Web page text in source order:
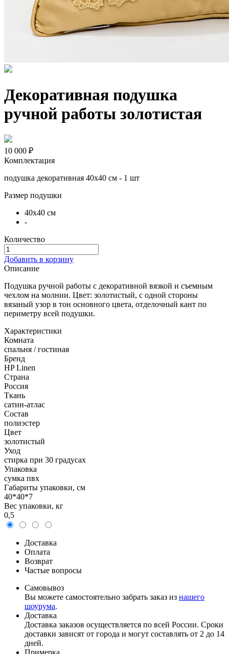
Декоративная подушка
ручной работы золотистая
10 000 ₽
Комплектация
подушка декоративная 40х40 см - 1 шт
Размер подушки
40х40 см
-
Количество
Добавить в корзину
Описание
Подушка ручной работы с декоративной вязкой и съемным
чехлом на молнии. Цвет: золотистый, с одной стороны
вязаный узор в тон основного цвета, отделочный кант по
периметру всей подушки.
Характеристики
Комната
спальня / гостиная
Бренд
HP Linen
Страна
Россия
Ткань
сатин-атлас
Состав
полиэстер
Цвет
золотистый
Уход
стирка при 30 градусах
Упаковка
сумка пвх
Габариты упаковки, см
40*40*7
Вес упаковки, кг
0,5
Доставка
Оплата
Возврат
Частые вопросы
Самовывоз
Вы можете самостоятельно забрать заказ из нашего
шоурума.
Доставка
Доставка заказов осуществляется по всей России. Сроки
доставки зависят от города и могут составлять от 2 до 14
дней.
Примерка